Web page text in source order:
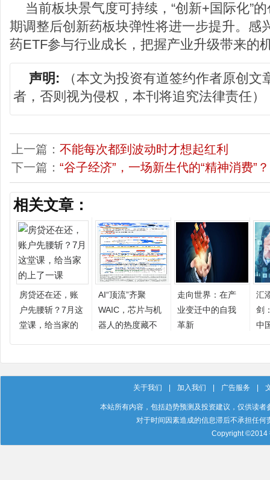
当前板块景气度可持续，“创新+国际化”
期调整后创新药板块弹性将进一步提升。感
药ETF参与行业成长，把握产业升级带来的
声明:
（本文为投资有道签约作者原创
者，否则视为侵权，本刊将追究法律责任）
上一篇： 不能每次都到波动时才想起红利
下一篇： “谷子经济”，一场新生代的“精神消费”？
相关文章：
房贷还在还，账
户先腰斩？7月这
堂课，给当家的
AI“顶流”齐聚
WAIC，芯片与机
器人的热度藏不
走向世界：在产
业变迁中的自我
革新
汇
剑
中
关于我们 加入我们 广告服务
本站所有内容，包括趋势预测及投资建议，仅供读
对于时间因素造成的信息滞后不承担任
Copyright ©2014